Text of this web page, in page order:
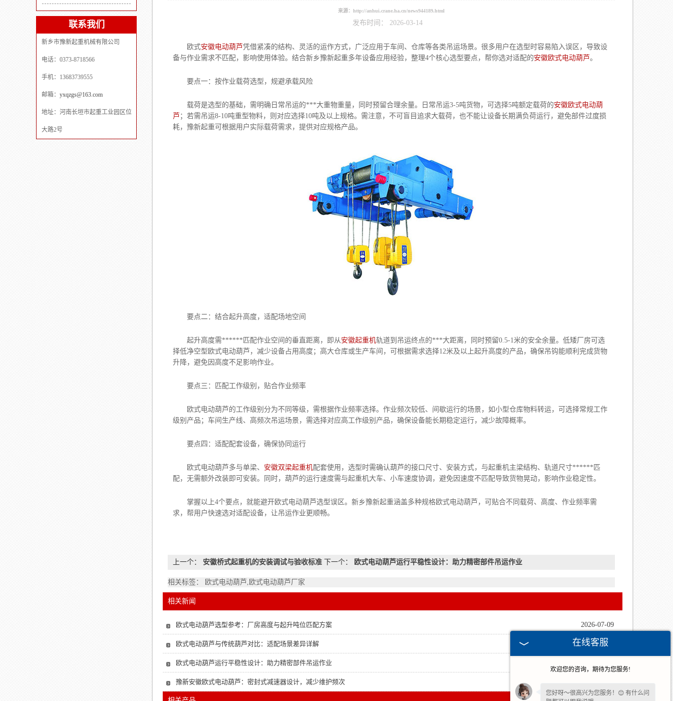
联系我们
新乡市豫新起重机械有限公司
电话：0373-8718566
手机：13683739555
邮箱： yxqzgs@163.com
地址：河南长垣市起重工业园区位
大路2号
来源： http://anhui.crane.ha.cn/news944189.html
发布时间： 2026-03-14
欧式安徽电动葫芦凭借紧凑的结构、灵活的运作方式，广泛应用于车间、仓库等各类吊运场景。很多用户在选型时容易陷入误区，导致设
备与作业需求不匹配，影响使用体验。结合新乡豫新起重多年设备应用经验，整理4个核心选型要点，帮你选对适配的安徽欧式电动葫芦。
要点一：按作业载荷选型，规避承载风险
载荷是选型的基础，需明确日常吊运的***大重物重量，同时预留合理余量。日常吊运3-5吨货物，可选择5吨额定载荷的安徽欧式电动葫
芦 ；若需吊运8-10吨重型物料，则对应选择10吨及以上规格。需注意，不可盲目追求大载荷，也不能让设备长期满负荷运行，避免部件过度损
耗，豫新起重可根据用户实际载荷需求，提供对应规格产品。
要点二：结合起升高度，适配场地空间
起升高度需******匹配作业空间的垂直距离，即从安徽起重机轨道到吊运终点的***大距离，同时预留0.5-1米的安全余量。低矮厂房可选
择低净空型欧式电动葫芦，减少设备占用高度；高大仓库或生产车间，可根据需求选择12米及以上起升高度的产品，确保吊钩能顺利完成货物
升降，避免因高度不足影响作业。
要点三：匹配工作级别，贴合作业频率
欧式电动葫芦的工作级别分为不同等级，需根据作业频率选择。作业频次较低、间歇运行的场景，如小型仓库物料转运，可选择常规工作
级别产品；车间生产线、高频次吊运场景，需选择对应高工作级别产品，确保设备能长期稳定运行，减少故障概率。
要点四：适配配套设备，确保协同运行
欧式电动葫芦多与单梁、 安徽双梁起重机配套使用，选型时需确认葫芦的接口尺寸、安装方式，与起重机主梁结构、轨道尺寸******匹
配，无需额外改装即可安装。同时，葫芦的运行速度需与起重机大车、小车速度协调，避免因速度不匹配导致货物晃动，影响作业稳定性。
掌握以上4个要点，就能避开欧式电动葫芦选型误区。新乡豫新起重涵盖多种规格欧式电动葫芦，可贴合不同载荷、高度、作业频率需
求，帮用户快速选对适配设备，让吊运作业更顺畅。
上一个： 安徽桥式起重机的安装调试与验收标准 下一个： 欧式电动葫芦运行平稳性设计：助力精密部件吊运作业
相关标签： 欧式电动葫芦,欧式电动葫芦厂家
相关新闻
2026-07-09
欧式电动葫芦选型参考：厂房高度与起升吨位匹配方案
2026-04-24
欧式电动葫芦与传统葫芦对比：适配场景差异详解
欧式电动葫芦运行平稳性设计：助力精密部件吊运作业
豫新安徽欧式电动葫芦：密封式减速器设计，减少维护频次
在线客服
欢迎您的咨询，期待为您服务!
您好呀～很高兴为您服务！😊 有什么问